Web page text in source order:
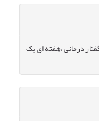
درمانی ،هفته ای یک